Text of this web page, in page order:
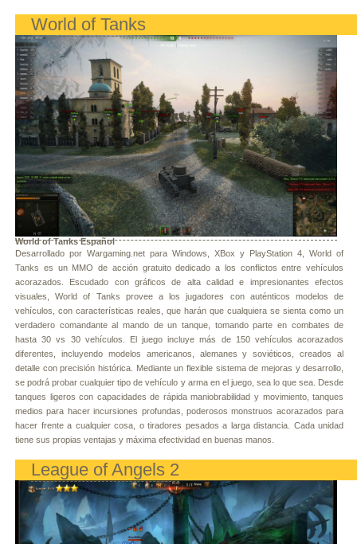
World of Tanks
World of Tanks Español
Desarrollado por Wargaming.net para Windows, XBox y PlayStation 4, World of
Tanks es un MMO de acción gratuito dedicado a los conflictos entre vehículos
acorazados. Escudado con gráficos de alta calidad e impresionantes efectos
visuales, World of Tanks provee a los jugadores con auténticos modelos de
vehículos, con características reales, que harán que cualquiera se sienta como un
verdadero comandante al mando de un tanque, tomando parte en combates de
hasta 30 vs 30 vehículos. El juego incluye más de 150 vehículos acorazados
diferentes, incluyendo modelos americanos, alemanes y soviéticos, creados al
detalle con precisión histórica. Mediante un flexible sistema de mejoras y desarrollo,
se podrá probar cualquier tipo de vehículo y arma en el juego, sea lo que sea. Desde
tanques ligeros con capacidades de rápida maniobrabilidad y movimiento, tanques
medios para hacer incursiones profundas, poderosos monstruos acorazados para
hacer frente a cualquier cosa, o tiradores pesados a larga distancia. Cada unidad
tiene sus propias ventajas y máxima efectividad en buenas manos.
League of Angels 2